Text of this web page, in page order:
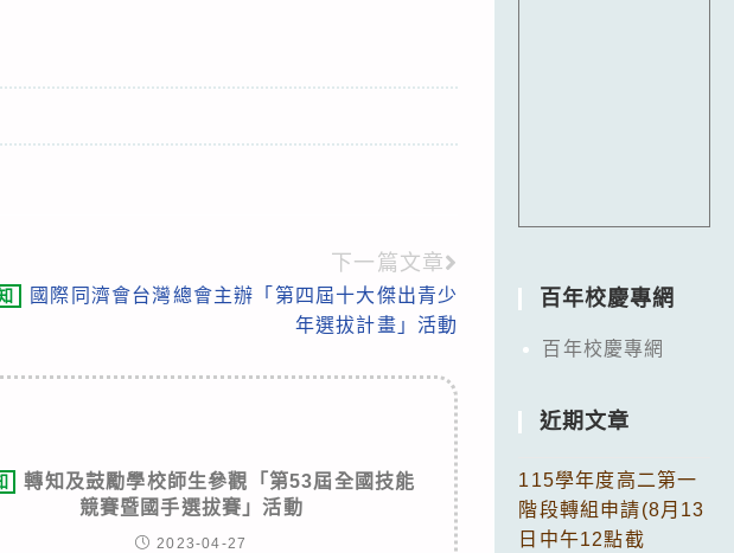
下一篇文章
國際同濟會台灣總會主辦「第四屆十大傑出青少
年選拔計畫」活動
轉知及鼓勵學校師生參觀「第53屆全國技能
競賽暨國手選拔賽」活動
2023-04-27
百年校慶專網
百年校慶專網
近期文章
115學年度高二第一
階段轉組申請(8月13
日中午12點截